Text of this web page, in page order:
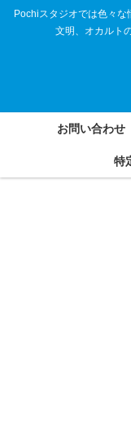
Pochiスタジオでは色々
文明、オカルト
お問い合わせ
特